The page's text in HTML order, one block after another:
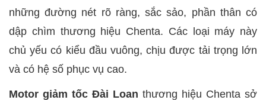
những đường nét rõ ràng, sắc sảo, phần thân có
dập chìm thương hiệu Chenta. Các loại máy này
chủ yếu có kiểu đầu vuông, chịu được tải trọng lớn
và có hệ số phục vụ cao.
Motor giảm tốc Đài Loan thương hiệu Chenta sở